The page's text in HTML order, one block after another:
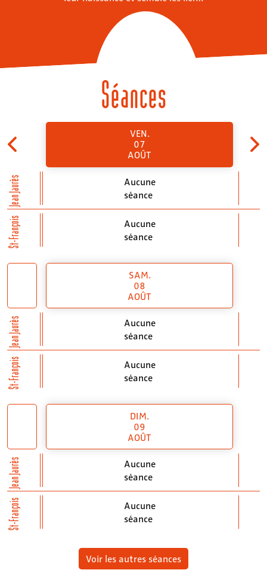
Séances
Jean Jaurès
St-François
VEN.
07
AOÛT
Aucune
séance
Aucune
séance
Jean Jaurès
St-François
SAM.
08
AOÛT
Aucune
séance
Aucune
séance
Jean Jaurès
St-François
DIM.
09
AOÛT
Aucune
séance
Aucune
séance
Voir les autres séances